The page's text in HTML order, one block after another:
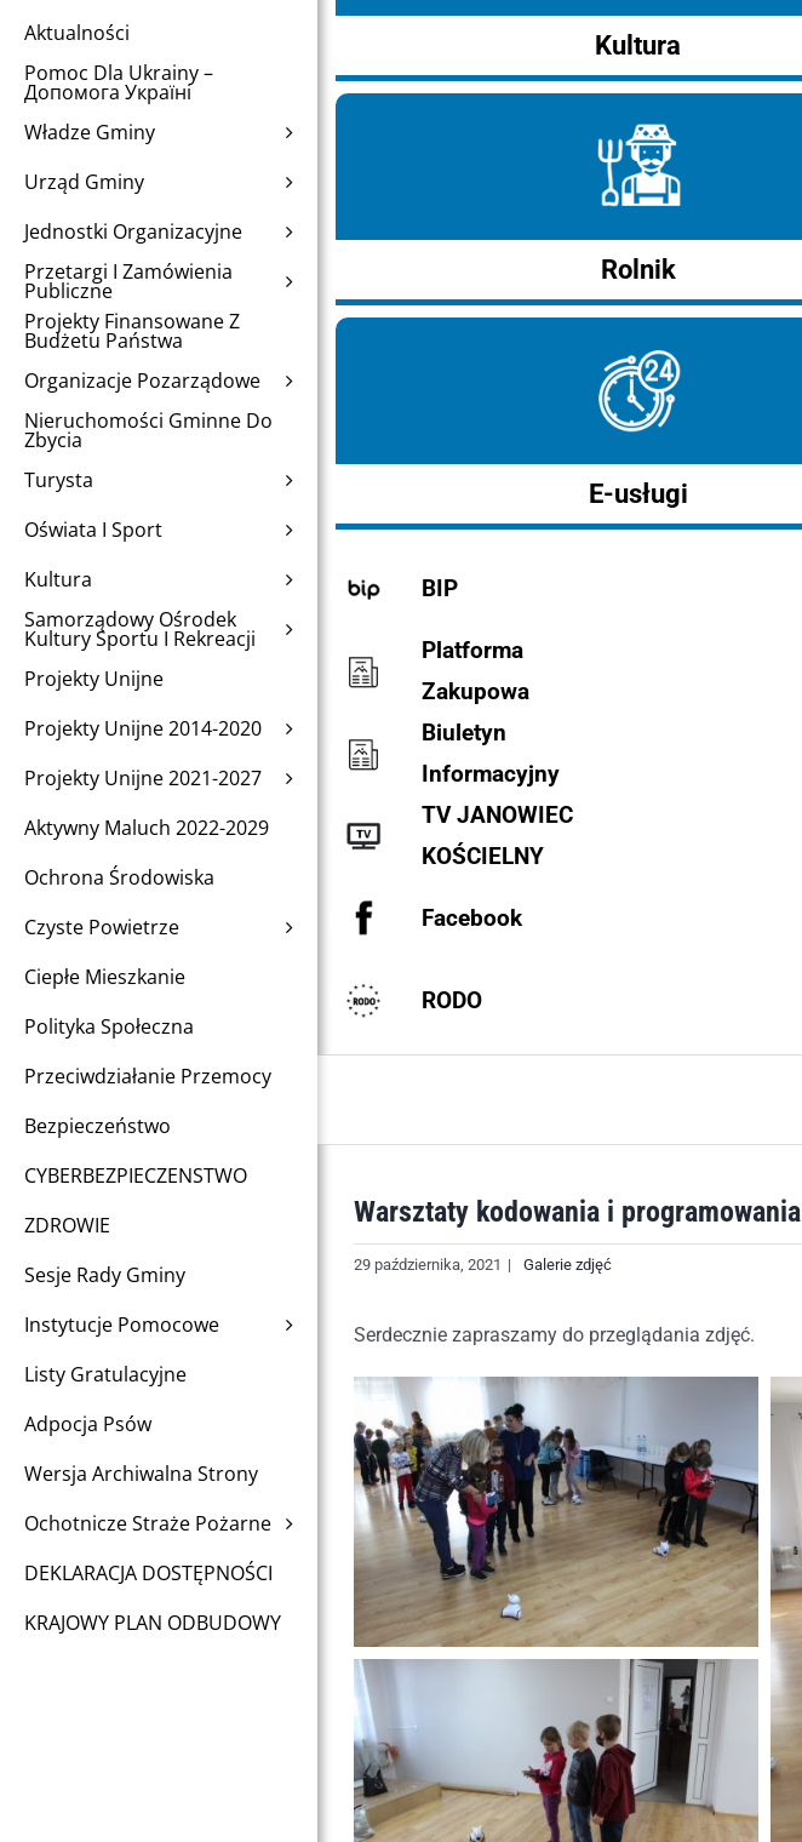
Aktualności
Pomoc Dla Ukrainy –
Допомога Україні
Władze Gminy
Urząd Gminy
Jednostki Organizacyjne
Przetargi I Zamówienia
Publiczne
Projekty Finansowane Z
Budżetu Państwa
Organizacje Pozarządowe
Nieruchomości Gminne Do
Zbycia
Turysta
Oświata I Sport
Kultura
Samorządowy Ośrodek
Kultury Sportu I Rekreacji
Projekty Unijne
Projekty Unijne 2014-2020
Projekty Unijne 2021-2027
Aktywny Maluch 2022-2029
Ochrona Środowiska
Czyste Powietrze
Ciepłe Mieszkanie
Polityka Społeczna
Przeciwdziałanie Przemocy
Bezpieczeństwo
CYBERBEZPIECZENSTWO
ZDROWIE
Sesje Rady Gminy
Instytucje Pomocowe
Listy Gratulacyjne
Adpocja Psów
Wersja Archiwalna Strony
Ochotnicze Straże Pożarne
DEKLARACJA DOSTĘPNOŚCI
KRAJOWY PLAN ODBUDOWY
Kultura
Rolnik
E-usługi
BIP
Platforma
Zakupowa
Biuletyn
Informacyjny
TV JANOWIEC
KOŚCIELNY
Facebook
RODO
Warsztaty kodowania i programowania
29 października, 2021 | Galerie zdjęć
Serdecznie zapraszamy do przeglądania zdjęć.